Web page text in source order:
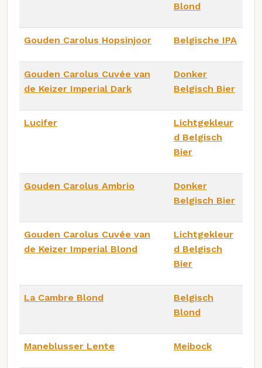
Blond
Gouden Carolus Hopsinjoor Belgische IPA
Gouden Carolus Cuvée van
de Keizer Imperial Dark
Donker
Belgisch Bier
Lucifer
Lichtgekleur
d Belgisch
Bier
Gouden Carolus Ambrio
Donker
Belgisch Bier
Gouden Carolus Cuvée van
de Keizer Imperial Blond
Lichtgekleur
d Belgisch
Bier
La Cambre Blond
Belgisch
Blond
Maneblusser Lente Meibock